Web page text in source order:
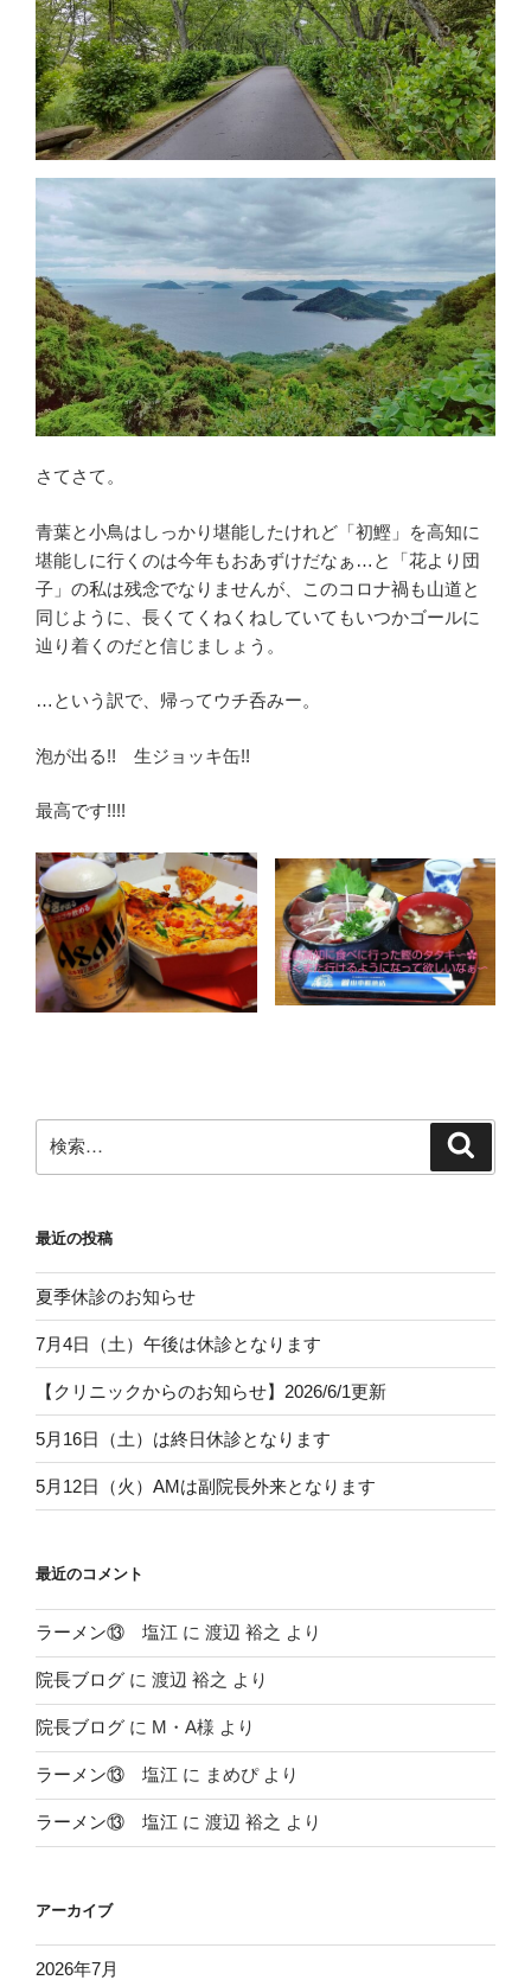
さてさて。
青葉と小鳥はしっかり堪能したけれど「初鰹」を高知に
堪能しに行くのは今年もおあずけだなぁ…と「花より団
子」の私は残念でなりませんが、このコロナ禍も山道と
同じように、長くてくねくねしていてもいつかゴールに
辿り着くのだと信じましょう。
…という訳で、帰ってウチ呑みー。
泡が出る!! 生ジョッキ缶!!
最高です!!!!
索:
最近の投稿
夏季休診のお知らせ
7月4日（土）午後は休診となります
【クリニックからのお知らせ】2026/6/1更新
5月16日（土）は終日休診となります
5月12日（火）AMは副院長外来となります
最近のコメント
ラーメン⑬ 塩江 に 渡辺 裕之 より
院長ブログ に 渡辺 裕之 より
院長ブログ に M・A様 より
ラーメン⑬ 塩江 に まめぴより
ラーメン⑬ 塩江 に 渡辺 裕之 より
アーカイブ
2026年7月